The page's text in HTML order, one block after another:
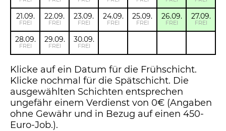
21.09.
FREI
22.09.
FREI
23.09.
FREI
24.09.
FREI
25.09.
FREI
26.09.
FREI
27.09.
FREI
28.09.
FREI
29.09.
FREI
30.09.
FREI
Klicke auf ein Datum für die Frühschicht.
Klicke nochmal für die Spätschicht. Die
ausgewählten Schichten entsprechen
ungefähr einem Verdienst von 0€ (Angaben
ohne Gewähr und in Bezug auf einen 450-
Euro-Job.).